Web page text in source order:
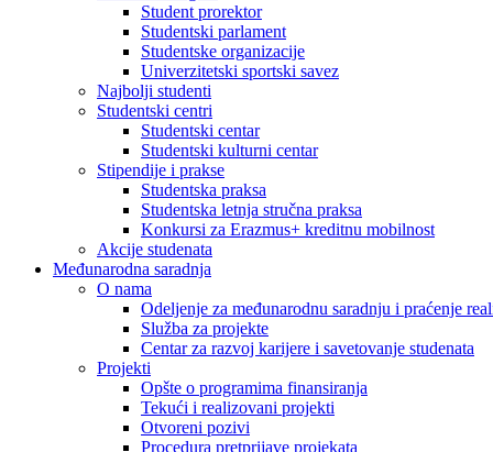
Student prorektor
Studentski parlament
Studentske organizacije
Univerzitetski sportski savez
Najbolji studenti
Studentski centri
Studentski centar
Studentski kulturni centar
Stipendije i prakse
Studentska praksa
Studentska letnja stručna praksa
Konkursi za Erazmus+ kreditnu mobilnost
Akcije studenata
Međunarodna saradnja
O nama
Odeljenje za međunarodnu saradnju i praćenje
Služba za projekte
Centar za razvoj karijere i savetovanje studenata
Projekti
Opšte o programima finansiranja
Tekući i realizovani projekti
Otvoreni pozivi
Procedura pretprijave projekata